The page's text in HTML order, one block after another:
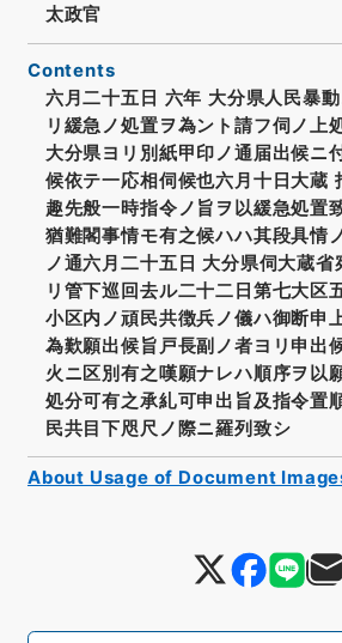
太政官
Contents
六月二十五日 六年 大分県人民暴
リ緩急ノ処置ヲ為ント請フ伺ノ上
大分県ヨリ別紙甲印ノ通届出候ニ
候依テ一応相伺候也六月十日大蔵
趣先般一時指令ノ旨ヲ以緩急処置
猶難閣事情モ有之候ハハ其段具情
ノ通六月二十五日 大分県伺大蔵省
リ管下巡回去ル二十二日第七大区
小区内ノ頑民共徴兵ノ儀ハ御断申
為歎願出候旨戸長副ノ者ヨリ申出
火ニ区別有之嘆願ナレハ順序ヲ以
処分可有之承糺可申出旨及指令置
民共目下咫尺ノ際ニ羅列致シ
About Usage of Document